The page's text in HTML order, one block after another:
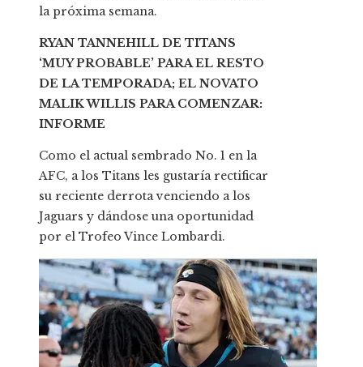
la próxima semana.
RYAN TANNEHILL DE TITANS
‘MUY PROBABLE’ PARA EL RESTO
DE LA TEMPORADA; EL NOVATO
MALIK WILLIS PARA COMENZAR:
INFORME
Como el actual sembrado No. 1 en la
AFC, a los Titans les gustaría rectificar
su reciente derrota venciendo a los
Jaguars y dándose una oportunidad
por el Trofeo Vince Lombardi.